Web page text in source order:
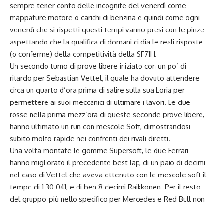
sempre tener conto delle incognite del venerdì come
mappature motore o carichi di benzina e quindi come ogni
venerdì che si rispetti questi tempi vanno presi con le pinze
aspettando che la qualifica di domani ci dia le reali risposte
(o conferme) della competitività della SF71H.
Un secondo turno di prove libere iniziato con un po’ di
ritardo per Sebastian Vettel, il quale ha dovuto attendere
circa un quarto d’ora prima di salire sulla sua Loria per
permettere ai suoi meccanici di ultimare i lavori. Le due
rosse nella prima mezz’ora di queste seconde prove libere,
hanno ultimato un run con mescole Soft, dimostrandosi
subito molto rapide nei confronti dei rivali diretti.
Una volta montate le gomme Supersoft, le due Ferrari
hanno migliorato il precedente best lap, di un paio di decimi
nel caso di Vettel che aveva ottenuto con le mescole soft il
tempo di 1.30.041, e di ben 8 decimi Raikkonen. Per il resto
del gruppo, più nello specifico per Mercedes e Red Bull non